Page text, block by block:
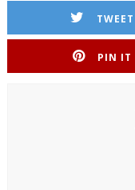
TWEET
PIN IT